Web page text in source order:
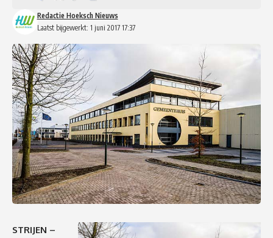
Laatst bijgewerkt: 1 juni 2017 17:37
Redactie Hoeksch Nieuws
STRIJEN –